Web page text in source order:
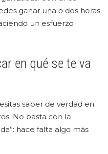
ganar una o dos horas
un esfuerzo
en qué se te va
saber de verdad en
No basta con la
hace falta algo más